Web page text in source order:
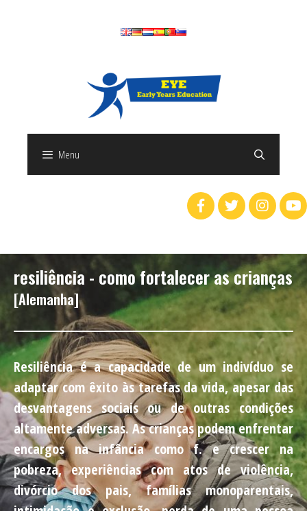
Menu
resiliência - como fortalecer as crianças
[Alemanha]
Resiliência é a capacidade de um indivíduo se
adaptar com êxito às tarefas da vida, apesar das
desvantagens sociais ou de outras condições
altamente adversas. As crianças podem enfrentar
encargos na infância como f. e crescer na
pobreza, experiências com atos de violência,
divórcio dos pais, famílias monoparentais,